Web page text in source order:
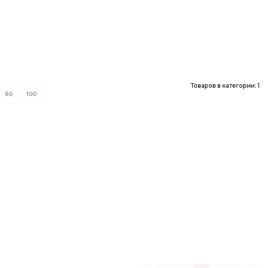
60 100
Товаров в категории: 1